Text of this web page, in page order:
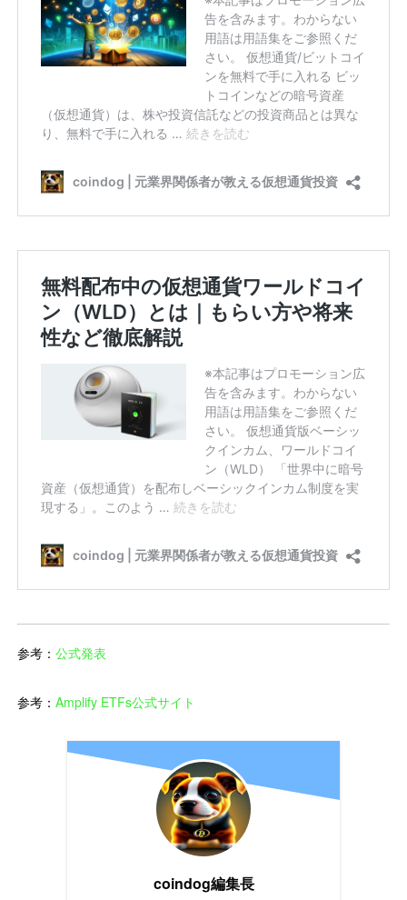
参考：公式発表
参考：Amplify ETFs公式サイト
coindog編集長